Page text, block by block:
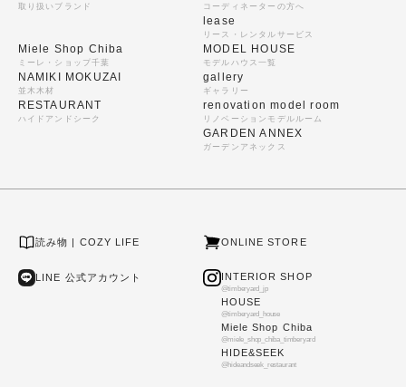
取り扱いブランド コーディネーターの方へ
lease
リース・レンタルサービス
Miele Shop Chiba
ミーレ・ショップ千葉
NAMIKI MOKUZAI
並木木材
RESTAURANT
ハイドアンドシーク
MODEL HOUSE
モデルハウス一覧
gallery
ギャラリー
renovation model room
リノベーションモデルルーム
GARDEN ANNEX
ガーデンアネックス
読み物 | COZY LIFE ONLINE STORE
LINE 公式アカウント INTERIOR SHOP
@timberyard_jp
HOUSE
@timberyard_house
Miele Shop Chiba
@miele_shop_chiba_timberyard
HIDE&SEEK
@hideandseek_restaurant